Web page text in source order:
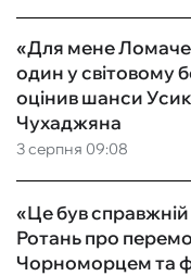
3 серпня 09:08
«Для мене
один у світовому
оцінив шанси
Чухаджяна
«Це був справжній
Ротань про
Чорноморцем та